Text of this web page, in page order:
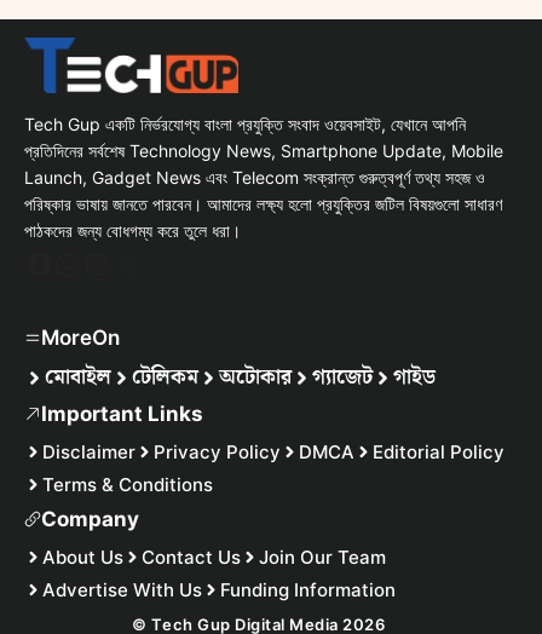
Tech Gup একটি নির্ভরযোগ্য বাংলা প্রযুক্তি সংবাদ ওয়েবসাইট, যেখানে আপনি
প্রতিদিনের সর্বশেষ Technology News, Smartphone Update, Mobile
Launch, Gadget News এবং Telecom সংক্রান্ত গুরুত্বপূর্ণ তথ্য সহজ ও
পরিষ্কার ভাষায় জানতে পারবেন। আমাদের লক্ষ্য হলো প্রযুক্তির জটিল বিষয়গুলো সাধারণ
পাঠকদের জন্য বোধগম্য করে তুলে ধরা।
MoreOn
মোবাইল টেলিকম অটোকার গ্যাজেট গাইড
Important Links
Disclaimer Privacy Policy DMCA
Editorial Policy
Terms & Conditions
Company
About Us Contact Us
Join Our Team
Advertise With Us
Funding Information
© Tech Gup Digital Media 2026